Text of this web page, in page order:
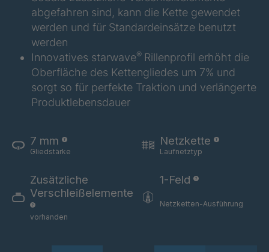
GR-SED
24275
4040995
GR-SED 29471 4041859
GR 87 SED
GR-SED
29863
GR-SED/B
31481
GR-SED 32012
abgefahren sind, kann die Kette gewendet
werden und für Standardeinsätze benutzt
werden
Innovatives starwave® Rillenprofil erhöht die
Oberfläche des Kettengliedes um 7% und
sorgt so für perfekte Traktion und verlängerte
Produktlebensdauer
7 mm
Gliedstärke
Netzkette
Laufnetztyp
Zusätzliche
Verschleißelemente
vorhanden
1-Feld
Netzketten-Ausführung